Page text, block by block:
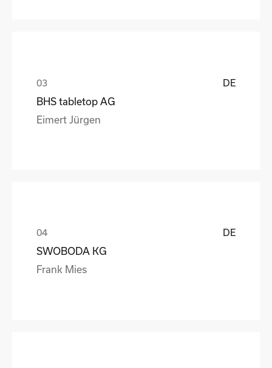
DE
BHS tabletop AG
Eimert Jürgen
DE
SWOBODA KG
Frank Mies